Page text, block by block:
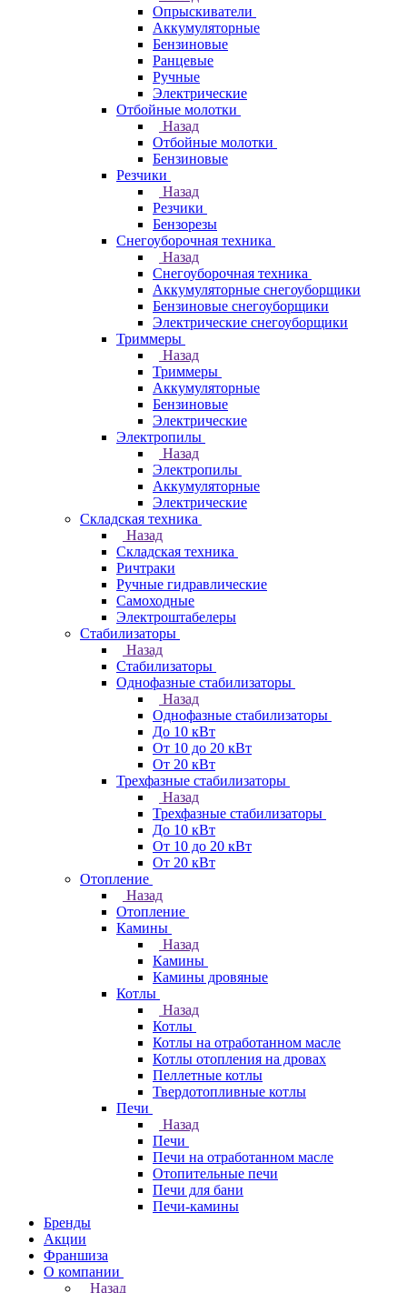
Опрыскиватели
Аккумуляторные
Бензиновые
Ранцевые
Ручные
Электрические
Отбойные молотки
Назад
Отбойные молотки
Бензиновые
Резчики
Назад
Резчики
Бензорезы
Снегоуборочная техника
Назад
Снегоуборочная техника
Аккумуляторные снегоуборщики
Бензиновые снегоуборщики
Электрические снегоуборщики
Триммеры
Назад
Триммеры
Аккумуляторные
Бензиновые
Электрические
Электропилы
Назад
Электропилы
Аккумуляторные
Электрические
Складская техника
Назад
Складская техника
Ричтраки
Ручные гидравлические
Самоходные
Электроштабелеры
Стабилизаторы
Назад
Стабилизаторы
Однофазные стабилизаторы
Назад
Однофазные стабилизаторы
До 10 кВт
От 10 до 20 кВт
От 20 кВт
Трехфазные стабилизаторы
Назад
Трехфазные стабилизаторы
До 10 кВт
От 10 до 20 кВт
От 20 кВт
Отопление
Назад
Отопление
Камины
Назад
Камины
Камины дровяные
Котлы
Назад
Котлы
Котлы на отработанном масле
Котлы отопления на дровах
Пеллетные котлы
Твердотопливные котлы
Печи
Назад
Печи
Печи на отработанном масле
Отопительные печи
Печи для бани
Печи-камины
Бренды
Акции
Франшиза
О компании
Назад